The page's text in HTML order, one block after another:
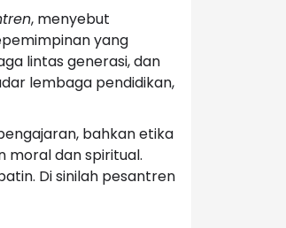
, menyebut
yang
lintas generasi, dan
lembaga pendidikan,
bahkan etika
moral dan spiritual.
Di sinilah pesantren